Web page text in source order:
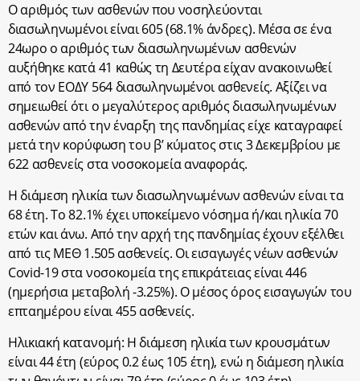
Ο αριθμός των ασθενών που νοσηλεύονται
διασωληνωμένοι είναι 605 (68.1% άνδρες). Μέσα σε ένα
24ωρο ο αριθμός των διασωληνωμένων ασθενών
αυξήθηκε κατά 41 καθώς τη Δευτέρα είχαν ανακοινωθεί
από τον ΕΟΔΥ 564 διασωληνωμένοι ασθενείς. Αξίζει να
σημειωθεί ότι ο μεγαλύτερος αριθμός διασωληνωμένων
ασθενών από την έναρξη της πανδημίας είχε καταγραφεί
μετά την κορύφωση του β’ κύματος στις 3 Δεκεμβρίου με
622 ασθενείς στα νοσοκομεία αναφοράς.
Η διάμεση ηλικία των διασωληνωμένων ασθενών είναι τα
68 έτη. To 82.1% έχει υποκείμενο νόσημα ή/και ηλικία 70
ετών και άνω. Από την αρχή της πανδημίας έχουν εξέλθει
από τις ΜΕΘ 1.505 ασθενείς. Οι εισαγωγές νέων ασθενών
Covid-19 στα νοσοκομεία της επικράτειας είναι 446
(ημερήσια μεταβολή -3.25%). Ο μέσος όρος εισαγωγών του
επταημέρου είναι 455 ασθενείς.
Hλικιακή κατανομή: Η διάμεση ηλικία των κρουσμάτων
είναι 44 έτη (εύρος 0.2 έως 105 έτη), ενώ η διάμεση ηλικία